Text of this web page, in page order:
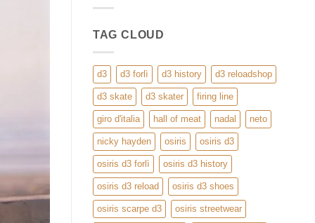
TAG CLOUD
d3 d3 forlì d3 history d3 reloadshop
d3 skate d3 skater firing line
giro d'italia hall of meat nadal neto
nicky hayden osiris osiris d3
osiris d3 forlì osiris d3 history
osiris d3 reload osiris d3 shoes
osiris scarpe d3 osiris streetwear